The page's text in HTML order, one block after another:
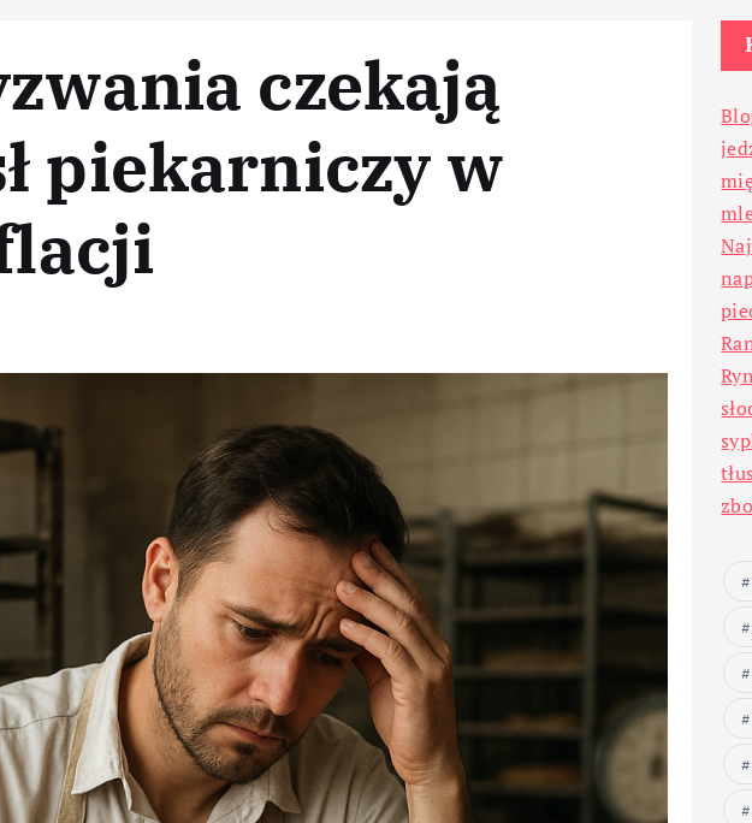
czekają
piekarniczy w